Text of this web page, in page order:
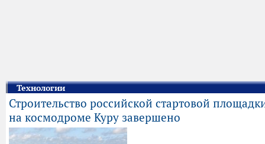
Технологии
Строительство российской стартовой
на космодроме Куру завершено